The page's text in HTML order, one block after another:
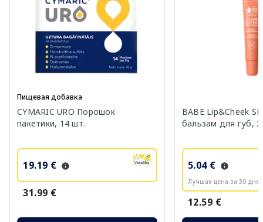
Пищевая добавка
CYMARIC URO Порошок
пакетики, 14 шт.
19.19 €
31.99 €
BABE Lip&Cheek
бальзам для губ,
5.04 €
Лучшая цена за 30
12.59 €